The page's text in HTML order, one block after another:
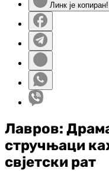
Линк је копиран!
Лавров:
стручњаци
свјетски рат